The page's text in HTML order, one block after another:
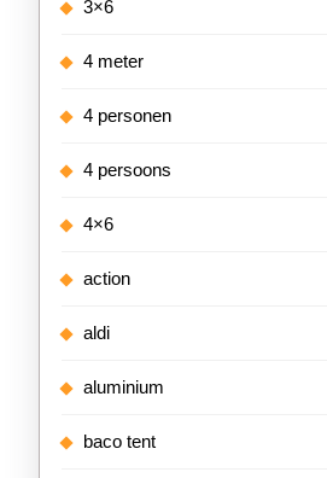
3×6
4 meter
4 personen
4 persoons
4×6
action
aldi
aluminium
baco tent